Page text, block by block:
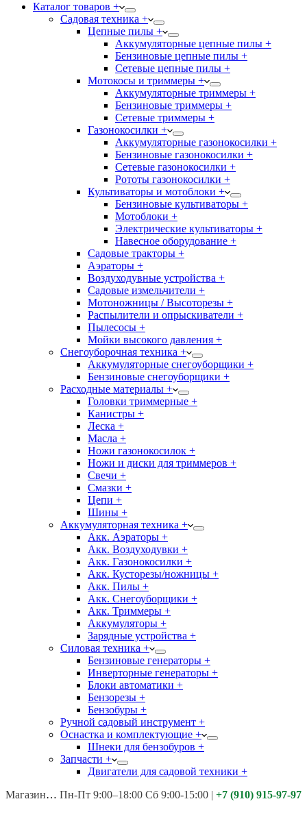
Каталог товаров +
Садовая техника +
Цепные пилы +
Аккумуляторные цепные пилы +
Бензиновые цепные пилы +
Сетевые цепные пилы +
Мотокосы и триммеры +
Аккумуляторные триммеры +
Бензиновые триммеры +
Сетевые триммеры +
Газонокосилки +
Аккумуляторные газонокосилки +
Бензиновые газонокосилки +
Сетевые газонокосилки +
Рототы газонокосилки +
Культиваторы и мотоблоки +
Бензиновые культиваторы +
Мотоблоки +
Электрические культиваторы +
Навесное оборудование +
Садовые тракторы +
Аэраторы +
Воздуходувные устройства +
Садовые измельчители +
Мотоножницы / Высоторезы +
Распылители и опрыскиватели +
Пылесосы +
Мойки высокого давления +
Снегоуборочная техника +
Аккумуляторные снегоуборщики +
Бензиновые снегоуборщики +
Расходные материалы +
Головки триммерные +
Канистры +
Леска +
Масла +
Ножи газонокосилок +
Ножи и диски для триммеров +
Свечи +
Смазки +
Цепи +
Шины +
Аккумуляторная техника +
Акк. Аэраторы +
Акк. Воздуходувки +
Акк. Газонокосилки +
Акк. Кусторезы/ножницы +
Акк. Пилы +
Акк. Снегоуборщики +
Акк. Триммеры +
Аккумуляторы +
Зарядные устройства +
Силовая техника +
Бензиновые генераторы +
Инверторные генераторы +
Блоки автоматики +
Бензорезы +
Бензобуры +
Ручной садовый инструмент +
Оснастка и комплектующие +
Шнеки для бензобуров +
Запчасти +
Двигатели для садовой техники +
Магазины: Калуга ул. Московская д.113
Пн-Пт 9:00–18:00 Сб 9:00-15:00 | +7 (910) 915-97-97